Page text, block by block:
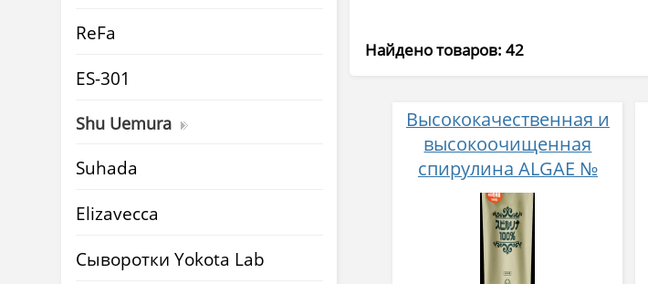
ReFa
ES-301
Shu Uemura
Suhada
Elizavecca
Cыворотки Yokota Lab
Найдено товаров: 42
Высококачественная и
высокоочищенная
спирулина ALGAE №
2400